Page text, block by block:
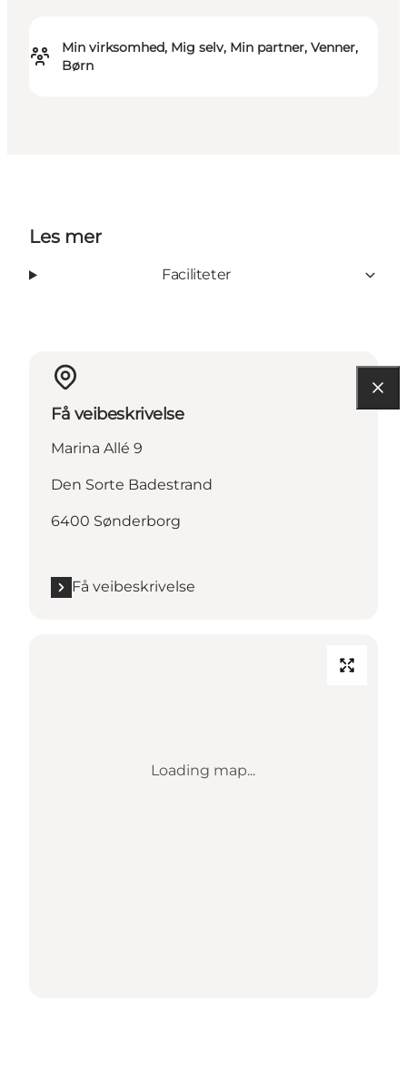
Min virksomhed, Mig selv, Min partner, Venner,
Børn
Les mer
Faciliteter
Få veibeskrivelse
Marina Allé 9
Den Sorte Badestrand
6400 Sønderborg
Få veibeskrivelse
Loading map...